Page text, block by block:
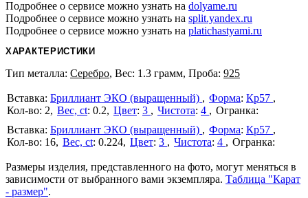
Подробнее о сервисе можно узнать на dolyame.ru
Подробнее о сервисе можно узнать на split.yandex.ru
Подробнее о сервисе можно узнать на platichastyami.ru
ХАРАКТЕРИСТИКИ
Тип металла: Серебро, Вес: 1.3 грамм, Проба: 925
Бриллиант ЭКО (выращенный) Форма: Кр57
2
Вес, ct: 0.2 Цвет: 3 Чистота: 4
Бриллиант ЭКО (выращенный)
Форма: Кр57
16 Вес, ct: 0.224 Цвет: 3 Чистота: 4
Размеры изделия, представленного на фото, могут меняться в
зависимости от выбранного вами экземпляра. Таблица "Карат
- размер".